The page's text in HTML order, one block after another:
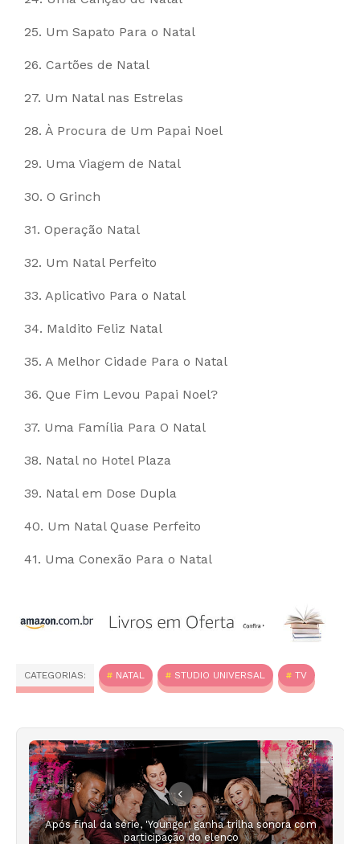
25. Um Sapato Para o Natal
26. Cartões de Natal
27. Um Natal nas Estrelas
28. À Procura de Um Papai Noel
29. Uma Viagem de Natal
30. O Grinch
31. Operação Natal
32. Um Natal Perfeito
33. Aplicativo Para o Natal
34. Maldito Feliz Natal
35. A Melhor Cidade Para o Natal
36. Que Fim Levou Papai Noel?
37. Uma Família Para O Natal
38. Natal no Hotel Plaza
39. Natal em Dose Dupla
40. Um Natal Quase Perfeito
41. Uma Conexão Para o Natal
CATEGORIAS: NATAL STUDIO UNIVERSAL TV
Após final da série, 'Younger' ganha trilha sonora com
participação do elenco